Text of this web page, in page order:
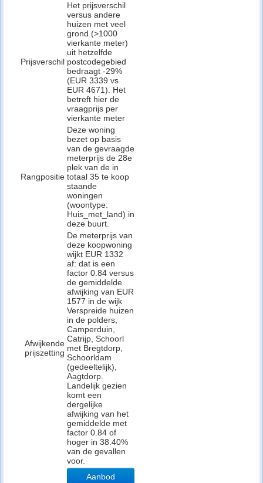
Prijsverschil
Het prijsverschil
versus andere
huizen met veel
grond (>1000
vierkante meter)
uit hetzelfde
postcodegebied
bedraagt -29%
(EUR 3339 vs
EUR 4671). Het
betreft hier de
vraagprijs per
vierkante meter
Rangpositie
Deze woning
bezet op basis
van de gevraagde
meterprijs de 28e
plek van de in
totaal 35 te koop
staande
woningen
(woontype:
Huis_met_land) in
deze buurt.
Afwijkende
prijszetting
De meterprijs van
deze koopwoning
wijkt EUR 1332
af: dat is een
factor 0.84 versus
de gemiddelde
afwijking van EUR
1577 in de wijk
Verspreide huizen
in de polders,
Camperduin,
Catrijp, Schoorl
met Bregtdorp,
Schoorldam
(gedeeltelijk),
Aagtdorp.
Landelijk gezien
komt een
dergelijke
afwijking van het
gemiddelde met
factor 0.84 of
hoger in 38.40%
van de gevallen
voor.
Aanbod